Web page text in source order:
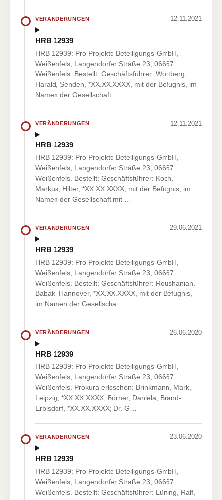
VERÄNDERUNGEN 12.11.2021
HRB 12939
HRB 12939: Pro Projekte Beteiligungs-GmbH,
Weißenfels, Langendorfer Straße 23, 06667
Weißenfels. Bestellt: Geschäftsführer: Wortberg,
Harald, Senden, *XX.XX.XXXX, mit der Befugnis, im
Namen der Gesellschaft …
VERÄNDERUNGEN 12.11.2021
HRB 12939
HRB 12939: Pro Projekte Beteiligungs-GmbH,
Weißenfels, Langendorfer Straße 23, 06667
Weißenfels. Bestellt: Geschäftsführer: Koch,
Markus, Hilter, *XX.XX.XXXX, mit der Befugnis, im
Namen der Gesellschaft mit …
VERÄNDERUNGEN 29.06.2021
HRB 12939
HRB 12939: Pro Projekte Beteiligungs-GmbH,
Weißenfels, Langendorfer Straße 23, 06667
Weißenfels. Bestellt: Geschäftsführer: Roushanian,
Babak, Hannover, *XX.XX.XXXX, mit der Befugnis,
im Namen der Gesellscha…
VERÄNDERUNGEN 26.06.2020
HRB 12939
HRB 12939: Pro Projekte Beteiligungs-GmbH,
Weißenfels, Langendorfer Straße 23, 06667
Weißenfels. Prokura erloschen: Brinkmann, Mark,
Leipzig, *XX.XX.XXXX; Börner, Daniela, Brand-
Erbisdorf, *XX.XX.XXXX; Dr. G…
VERÄNDERUNGEN 23.06.2020
HRB 12939
HRB 12939: Pro Projekte Beteiligungs-GmbH,
Weißenfels, Langendorfer Straße 23, 06667
Weißenfels. Bestellt: Geschäftsführer: Lüning, Ralf,